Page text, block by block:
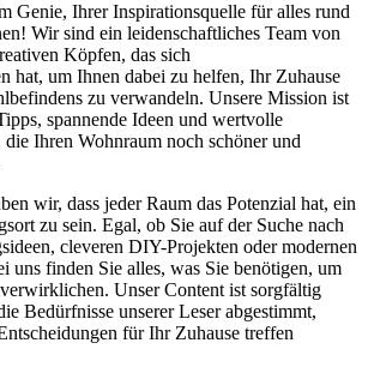
Genie, Ihrer Inspirationsquelle für alles rund
Wir sind ein leidenschaftliches Team von
Köpfen, das sich
hat, um Ihnen dabei zu helfen, Ihr Zuhause
zu verwandeln. Unsere Mission ist
spannende Ideen und wertvolle
die Ihren Wohnraum noch schöner und
wir, dass jeder Raum das Potenzial hat, ein
zu sein. Egal, ob Sie auf der Suche nach
cleveren DIY-Projekten oder modernen
uns finden Sie alles, was Sie benötigen, um
Unser Content ist sorgfältig
Bedürfnisse unserer Leser abgestimmt,
für Ihr Zuhause treffen